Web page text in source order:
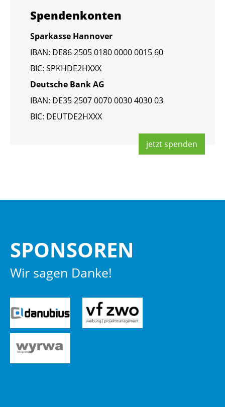
Spen­den­kon­ten
Spar­kas­se Han­no­ver
IBAN: DE86 2505 0180 0000 0015 60
BIC: SPKHDE2HXXX
Deut­sche Bank AG
IBAN: DE35 2507 0070 0030 4030 03
BIC: DEUT­DE2HXXX
jetzt spen­den
SPON­SO­REN
Wir sagen Danke!